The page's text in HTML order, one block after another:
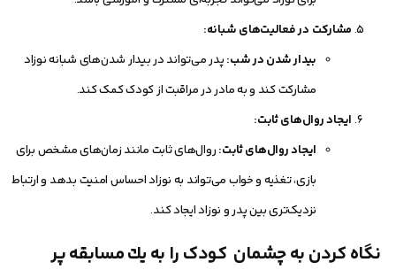
مشارکت در فعالیت‌های شبانه:
بیدار شدن در شب: پدر می‌تواند در بیدار شدن‌های شبانه نوزاد
مشارکت کند و به مادر در مراقبت از کودک کمک کند.
ایجاد روال‌های ثابت:
ایجاد روال‌های ثابت: روال‌های ثابت مانند زمان‌های مشخص برای
بازی، تغذیه و خواب می‌تواند به نوزاد احساس امنیت بدهد و ارتباط
نزدیک‌تری بین پدر و نوزاد ایجاد کند.
نگاه كردن به چشمان كودک را به يك مسابقه پر